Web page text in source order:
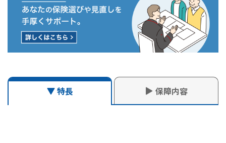
加入年齢の計算方法は、改定前後で異なります。
特長 保障内容